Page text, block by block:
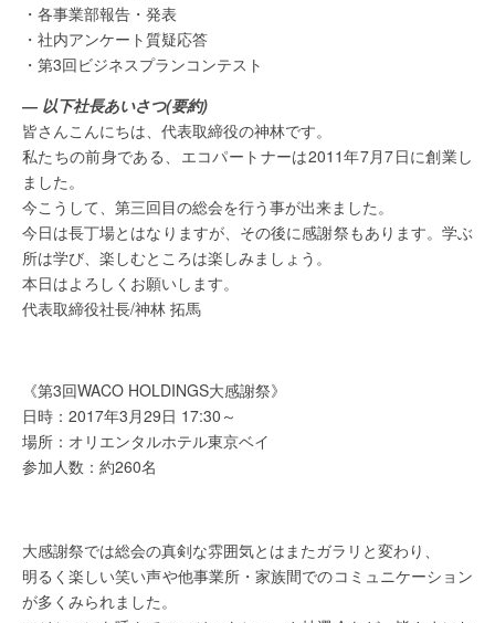
・各事業部報告・発表
・社内アンケート質疑応答
・第3回ビジネスプランコンテスト
― 以下社長あいさつ(要約)
皆さんこんにちは、代表取締役の神林です。
私たちの前身である、エコパートナーは2011年7月7日に創業し
ました。
今こうして、第三回目の総会を行う事が出来ました。
今日は長丁場とはなりますが、その後に感謝祭もあります。学ぶ
所は学び、楽しむところは楽しみましょう。
本日はよろしくお願いします。
代表取締役社長/神林 拓馬
《第3回WACO HOLDINGS大感謝祭》
日時：2017年3月29日 17:30～
場所：オリエンタルホテル東京ベイ
参加人数：約260名
大感謝祭では総会の真剣な雰囲気とはまたガラリと変わり、
明るく楽しい笑い声や他事業所・家族間でのコミュニケーション
が多くみられました。